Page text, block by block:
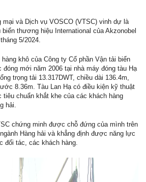
mại và Dịch vụ VOSCO (VTSC) vinh dự là
thương hiệu International của Akzonobel
5/2024.
khô của Công ty Cổ phần Vận tải biển
mới năm 2006 tại nhà máy đóng tàu Hạ
trọng tải 13.317DWT, chiều dài 136.4m,
8.36m. Tàu Lan Hạ có điều kiện kỹ thuật
chuẩn khắt khe của các khách hàng
hải.
chứng minh được chỗ đứng của mình trên
Hàng hải và khẳng định được năng lực
đối tác, các khách hàng.